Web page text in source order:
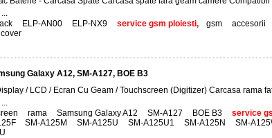
ELP-AN00 ELP-NX9 service gsm ploiesti, gsm accesorii
Galaxy A12, SM-A127, BOE B3
/ LCD / Ecran Cu Geam / Touchscreen (Digitizer) Carcasa rama
rama Samsung Galaxy A12 SM-A127 BOE B3
service
, SM-A125M SM-A125U SM-A125U1 SM-A125N SM-